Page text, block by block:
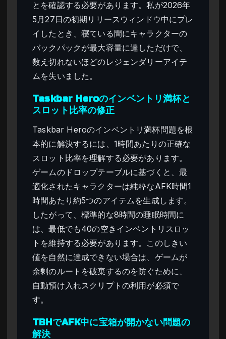
とを確認する必要があります。私が2026年
5月27日の初期リリースウィンドウ中にプレ
イしたとき、寝ている間にキャラクターの
バックパックが最大容量に達しただけで、
数え切れないほどのレジェンダリーアイテ
ムを失いました。
Taskbar Heroのインベントリ満杯と
スロット比率の修正
Taskbar Heroのインベントリ満杯問題を根
本的に解決するには、1時間あたりの正確な
スロット比率を理解する必要があります。
ゲームのドロップテーブルに基づくと、最
適化されたキャラクターは純粋なAFK時間1
時間あたり約5つのアイテムを生成します。
したがって、標準的な8時間の睡眠時間に
は、最低でも40の空きインベントリスロッ
トを維持する必要があります。このしきい
値を自然に達成できない場合は、ゲームが
余剰のルートを破棄するのを防ぐために、
自動預け入れスクリプトの利用が必須で
す。
TBHでAFK中に宝箱が開かない問題の
解決